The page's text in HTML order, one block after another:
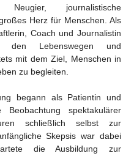
Neugier, journalistische
Herz für Menschen. Als
Coach und Journalistin
Lebenswegen und
mit dem Ziel, Menschen in
zu begleiten.
begann als Patientin und
spektakulärer
schließlich selbst zur
Skepsis war dabei
die Ausbildung zur